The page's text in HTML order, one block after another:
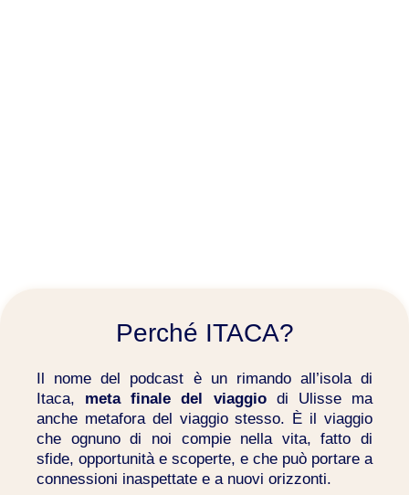
Perché ITACA?
Il nome del podcast è un rimando all’isola di
Itaca, meta finale del viaggiodi Ulisse ma
anche metafora del viaggio stesso. È il viaggio
che ognuno di noi compie nella vita, fatto di
sfide, opportunità e scoperte, e che può portare a
connessioni inaspettate e a nuovi orizzonti.